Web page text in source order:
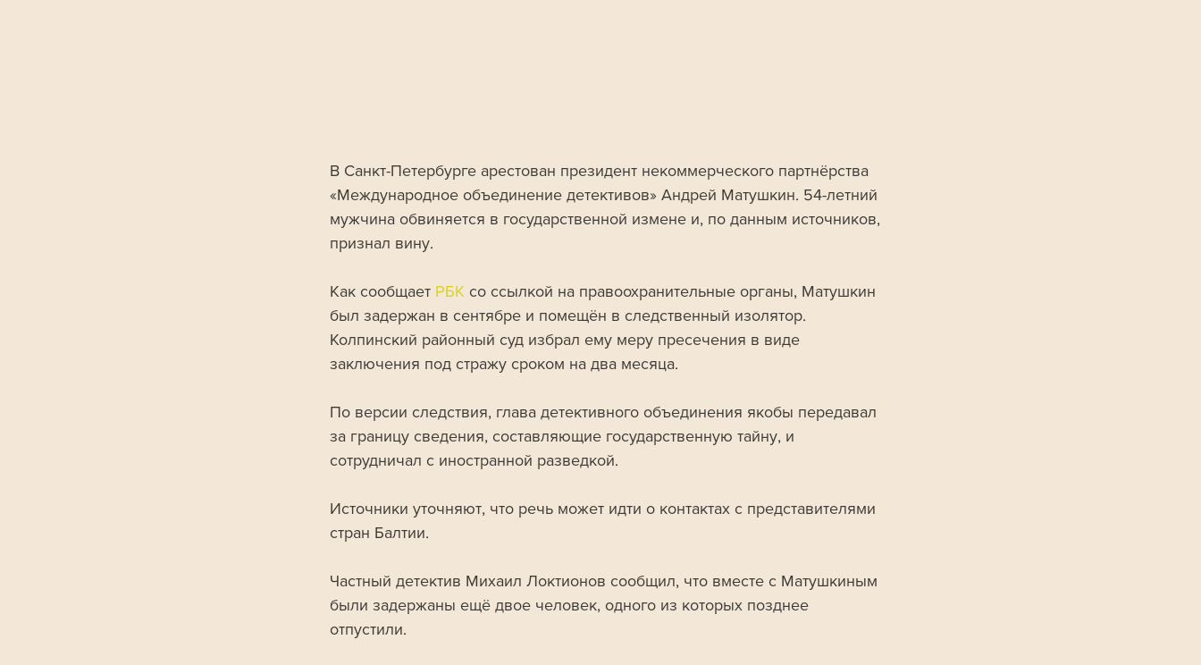
В Санкт-Петербурге арестован президент некоммерческого партнёрства
«Международное объединение детективов» Андрей Матушкин. 54-летний
мужчина обвиняется в государственной измене и, по данным источников,
признал вину.
Как сообщает РБК со ссылкой на правоохранительные органы, Матушкин
был задержан в сентябре и помещён в следственный изолятор.
Колпинский районный суд избрал ему меру пресечения в виде
заключения под стражу сроком на два месяца.
По версии следствия, глава детективного объединения якобы передавал
за границу сведения, составляющие государственную тайну, и
сотрудничал с иностранной разведкой.
Источники уточняют, что речь может идти о контактах с представителями
стран Балтии.
Частный детектив Михаил Локтионов сообщил, что вместе с Матушкиным
были задержаны ещё двое человек, одного из которых позднее
отпустили.